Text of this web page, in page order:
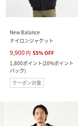
New Balance
ナイロンジャケット
9,900 円 55%OFF
1,800ポイント(20%ポイント
バック)
クーポン対象